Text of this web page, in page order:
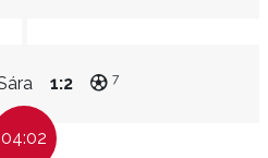
1:2 7
04:02